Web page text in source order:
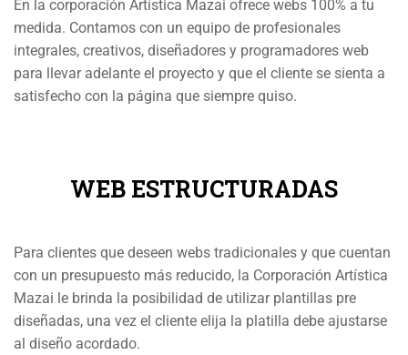
En la corporación Artística Mazai ofrece webs 100% a tu
medida. Contamos con un equipo de profesionales
integrales, creativos, diseñadores y programadores web
para llevar adelante el proyecto y que el cliente se sienta a
satisfecho con la página que siempre quiso.
WEB ESTRUCTURADAS
Para clientes que deseen webs tradicionales y que cuentan
con un presupuesto más reducido, la Corporación Artística
Mazai le brinda la posibilidad de utilizar plantillas pre
diseñadas, una vez el cliente elija la platilla debe ajustarse
al diseño acordado.